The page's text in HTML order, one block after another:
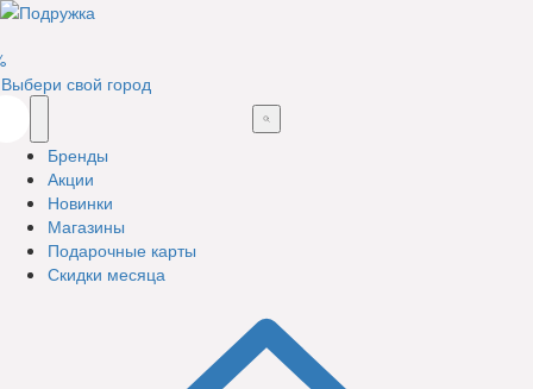
Выбери свой город
Бренды
Акции
Новинки
Магазины
Подарочные карты
Скидки месяца